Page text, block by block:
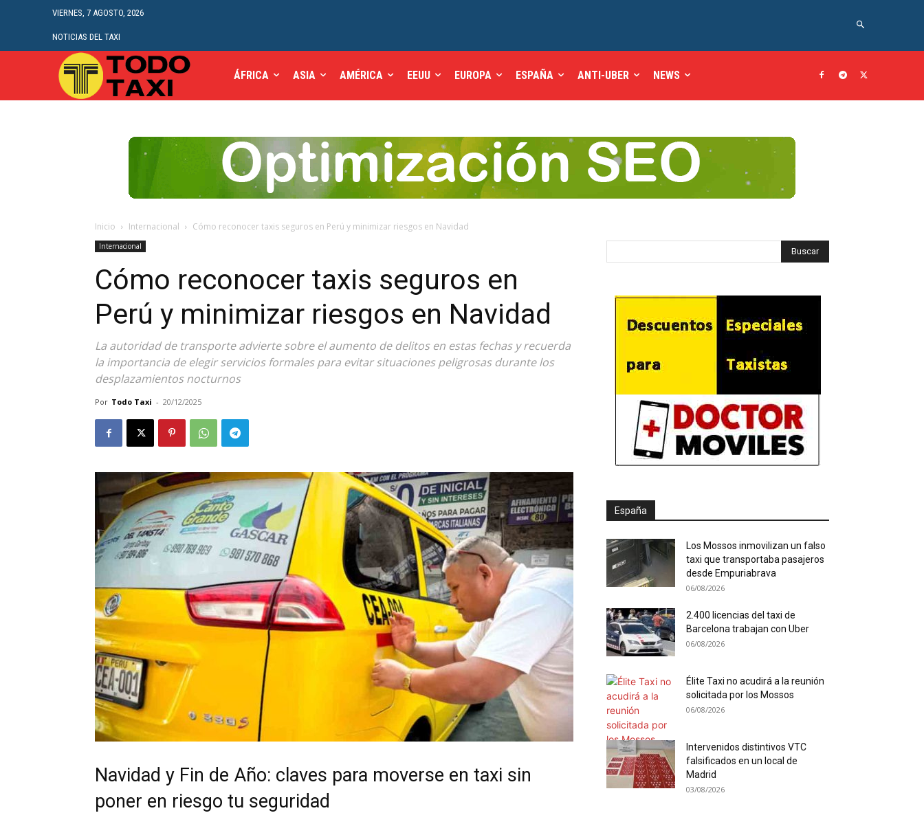
VIERNES, 7 AGOSTO, 2026
NOTICIAS DEL TAXI
ÁFRICA ASIA AMÉRICA EEUU EUROPA ESPAÑA ANTI-UBER NEWS
Inicio Internacional Cómo reconocer taxis seguros en Perú y minimizar riesgos en Navidad
Internacional
Cómo reconocer taxis seguros en
Perú y minimizar riesgos en Navidad
La autoridad de transporte advierte sobre el aumento de delitos en estas fechas y recuerda
la importancia de elegir servicios formales para evitar situaciones peligrosas durante los
desplazamientos nocturnos
Por Todo Taxi - 20/12/2025
Navidad y Fin de Año: claves para moverse en taxi sin
poner en riesgo tu seguridad
España
Los Mossos inmovilizan un falso
taxi que transportaba pasajeros
desde Empuriabrava
06/08/2026
2.400 licencias del taxi de
Barcelona trabajan con Uber
06/08/2026
Élite Taxi no acudirá a la reunión
solicitada por los Mossos
06/08/2026
Intervenidos distintivos VTC
falsificados en un local de
Madrid
03/08/2026